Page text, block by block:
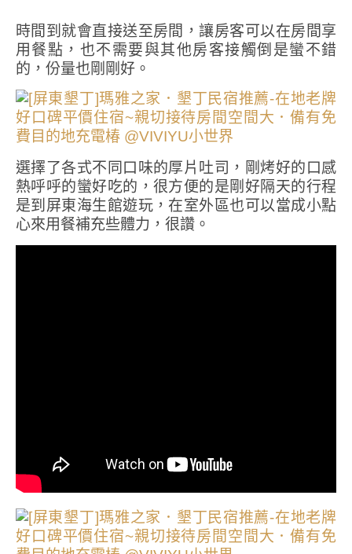
時間到就會直接送至房間，讓房客可以在房間享
用餐點，也不需要與其他房客接觸倒是蠻不錯
的，份量也剛剛好。
選擇了各式不同口味的厚片吐司，剛烤好的口感
熱呼呼的蠻好吃的，很方便的是剛好隔天的行程
是到屏東海生館遊玩，在室外區也可以當成小點
心來用餐補充些體力，很讚。